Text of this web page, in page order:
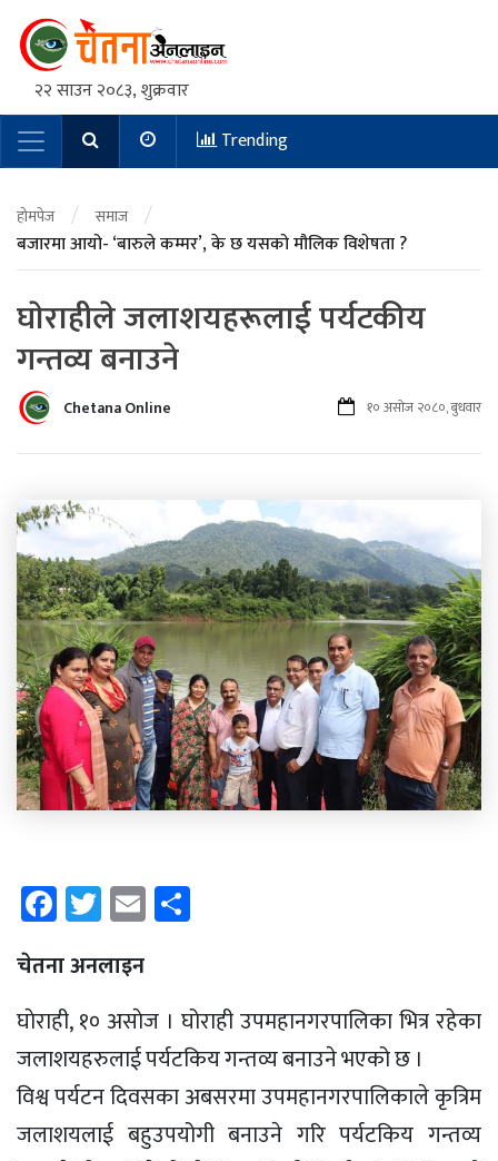
२२ साउन २०८३, शुक्रवार
Main NavigationTrending
होमपेज / समाज /
बजारमा आयो- ‘बारुले कम्मर’, के छ यसको मौलिक विशेषता ?
घाेराहीले जलाशयहरूलाई पर्यटकीय
गन्तव्य बनाउने
Chetana Online १० असोज २०८०, बुधवार
Facebook
Twitter
Email
चेतना अनलाइन
घाेराही, १० असाेज । घोराही उपमहानगरपालिका भित्र रहेका
जलाशयहरुलाई पर्यटकिय गन्तव्य बनाउने भएको छ ।
विश्व पर्यटन दिवसका अबसरमा उपमहानगरपालिकाले कृत्रिम
जलाशयलाई बहुउपयोगी बनाउने गरि पर्यटकिय गन्तव्य